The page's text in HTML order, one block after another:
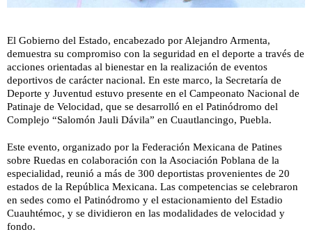
El Gobierno del Estado, encabezado por Alejandro Armenta,
demuestra su compromiso con la seguridad en el deporte a través de
acciones orientadas al bienestar en la realización de eventos
deportivos de carácter nacional. En este marco, la Secretaría de
Deporte y Juventud estuvo presente en el Campeonato Nacional de
Patinaje de Velocidad, que se desarrolló en el Patinódromo del
Complejo “Salomón Jauli Dávila” en Cuautlancingo, Puebla.
Este evento, organizado por la Federación Mexicana de Patines
sobre Ruedas en colaboración con la Asociación Poblana de la
especialidad, reunió a más de 300 deportistas provenientes de 20
estados de la República Mexicana. Las competencias se celebraron
en sedes como el Patinódromo y el estacionamiento del Estadio
Cuauhtémoc, y se dividieron en las modalidades de velocidad y
fondo.